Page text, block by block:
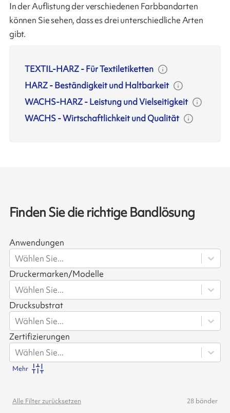
In der Auflistung der verschiedenen Farbbandarten
können Sie sehen, dass es drei unterschiedliche Arten
gibt.
TEXTIL-HARZ-Für Textiletiketten
HARZ-Beständigkeit und Haltbarkeit
WACHS-HARZ-Leistung und Vielseitigkeit
WACHS-Wirtschaftlichkeit und Qualität
Finden Sie die richtige Bandlösung
Anwendungen
Wählen Sie...
Druckermarken/Modelle
Wählen Sie...
Drucksubstrat
Wählen Sie...
Zertifizierungen
Wählen Sie...
Mehr
Alle Filter zurücksetzen 28 bänder